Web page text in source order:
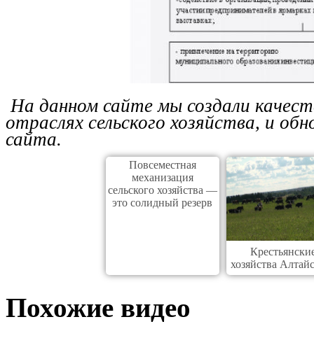
На данном сайте мы создали
отраслях сельского хозяйства, и
сайта.
Повсеместная
механизация
сельского хозяйства —
это солидный резерв
хозяйства
края
Похожие видео